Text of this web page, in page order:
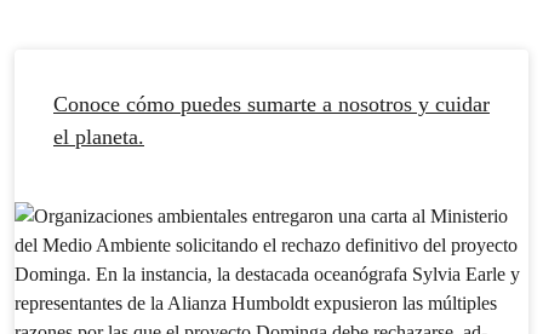
Conoce cómo puedes sumarte a nosotros y cuidar
el planeta.